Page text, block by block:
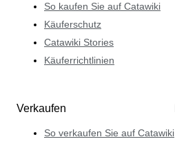
So kaufen Sie auf Catawiki
Käuferschutz
Catawiki Stories
Käuferrichtlinien
Verkaufen
So verkaufen Sie auf Catawiki